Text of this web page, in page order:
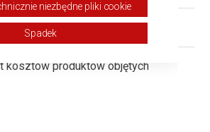
spoza Niemiec – jak postępować
kosztów produktów objętych
niezbędne pliki cookie
Spadek